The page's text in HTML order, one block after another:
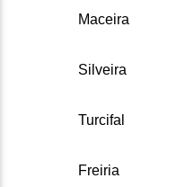
Maceira
Silveira
Turcifal
Freiria